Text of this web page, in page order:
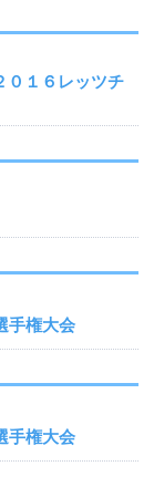
０１６レッツチ
手権大会
手権大会